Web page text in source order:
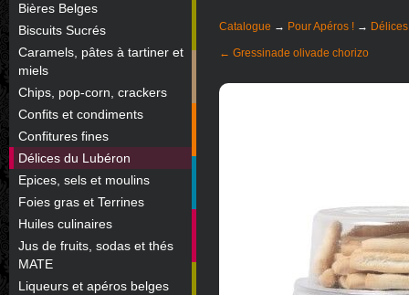
Bières Belges
Biscuits Sucrés
Caramels, pâtes à tartiner et
miels
Chips, pop-corn, crackers
Confits et condiments
Confitures fines
Délices du Lubéron
Epices, sels et moulins
Foies gras et Terrines
Huiles culinaires
Jus de fruits, sodas et thés
MATE
Liqueurs et apéros belges
Catalogue → Pour Apéros ! →
← Gressinade olivade chorizo